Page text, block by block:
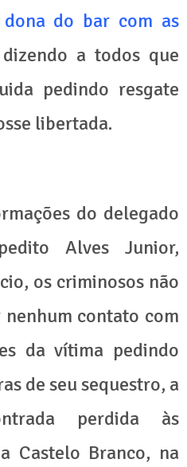
do bar com as
a todos que
pedindo resgate
libertada.
do delegado
Alves Junior,
os criminosos não
contato com
da vítima pedindo
de seu sequestro, a
perdida às
Castelo Branco, na